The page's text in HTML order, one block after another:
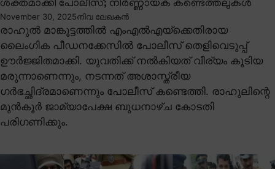
ശക്തമാക്കി പോലീസ്; നിർണ്ണായക കണ്ടെത്തലുകൾ
November 30, 2025നിവ ലേഖകൻ
രാഹുൽ മാങ്കൂട്ടത്തിൽ എംഎൽഎയ്ക്കെതിരായ
ലൈംഗിക പീഡനക്കേസിൽ പോലീസ് തെളിവെടുപ്പ്
ഊർജ്ജിതമാക്കി. യുവതിക്ക് നൽകിയത് വീര്യം കൂടിയ
മരുന്നാണെന്നും, നടന്നത് അശാസ്ത്രീയ
ഗർഭച്ഛിദ്രമാണെന്നും പോലീസ് കണ്ടെത്തി. രാഹുലിന്റെ
മുൻകൂർ ജാമ്യാപേക്ഷ ബുധനാഴ്ച കോടതി
പരിഗണിക്കും.